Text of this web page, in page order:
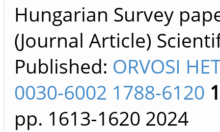
Hungarian Survey
(Journal Article)
Published: ORVOSI
0030-6002 1788-6120
pp. 1613-1620 2024